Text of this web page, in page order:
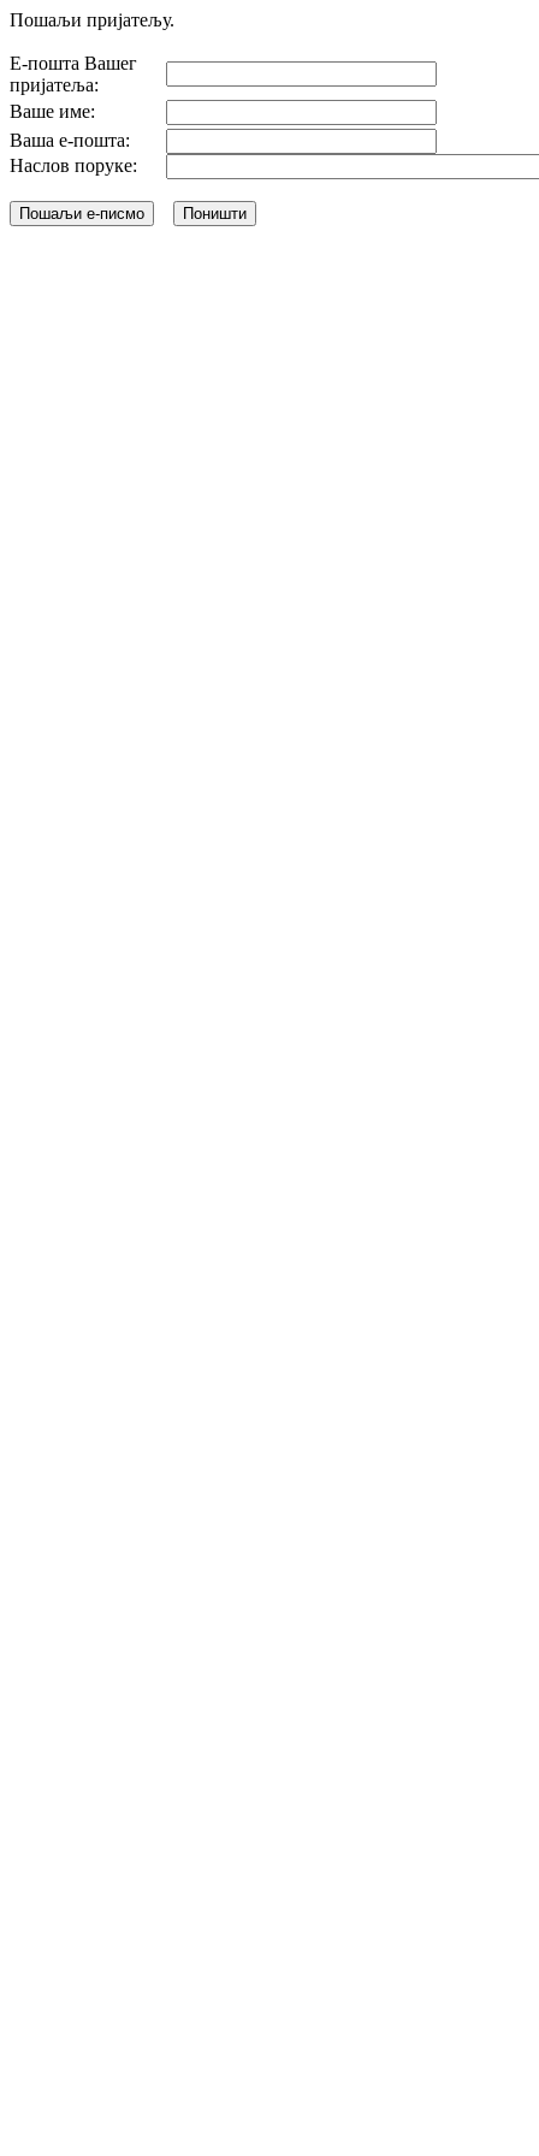
Пошаљи пријатељу.
Е-пошта Вашег
пријатеља:
Ваше име:
Ваша е-пошта:
Наслов поруке: